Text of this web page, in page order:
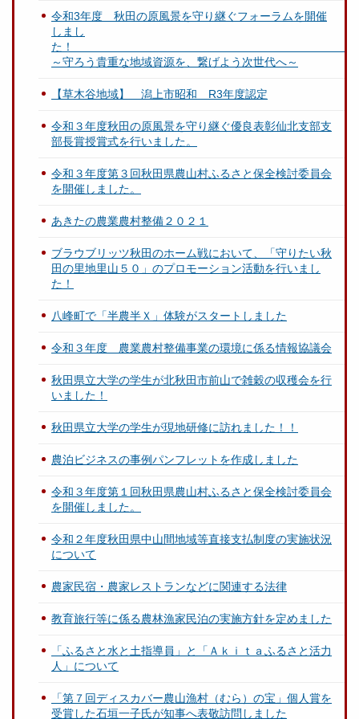
令和3年度 秋田の原風景を守り継ぐフォーラムを開催
しまし
～守ろう貴重な地域資源を、繋げよう次世代へ～
【草木谷地域】 潟上市昭和 R3年度認定
令和３年度秋田の原風景を守り継ぐ優良表彰仙北支部支
部長賞授賞式を行いました。
令和３年度第３回秋田県農山村ふるさと保全検討委員会
を開催しました。
あきたの農業農村整備２０２１
ブラウブリッツ秋田のホーム戦において、「守りたい秋
田の里地里山５０」のプロモーション活動を行いまし
た！
八峰町で「半農半Ｘ」体験がスタートしました
令和３年度 農業農村整備事業の環境に係る情報協議会
秋田県立大学の学生が北秋田市前山で雑穀の収穫会を行
いました！
秋田県立大学の学生が現地研修に訪れました！！
農泊ビジネスの事例パンフレットを作成しました
令和３年度第１回秋田県農山村ふるさと保全検討委員会
を開催しました。
令和２年度秋田県中山間地域等直接支払制度の実施状況
について
農家民宿・農家レストランなどに関連する法律
教育旅行等に係る農林漁家民泊の実施方針を定めました
「ふるさと水と土指導員」と「Ａｋｉｔａふるさと活力
人」について
「第７回ディスカバー農山漁村（むら）の宝」個人賞を
受賞した石垣一子氏が知事へ表敬訪問しました